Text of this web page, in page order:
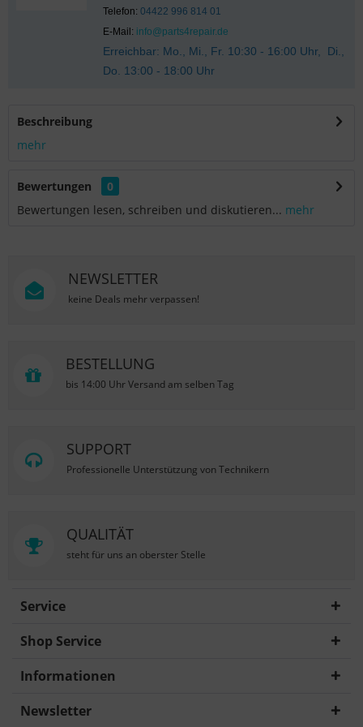
Telefon: 04422 996 814 01
E-Mail: info@parts4repair.de
Erreichbar: Mo., Mi., Fr. 10:30 - 16:00 Uhr, Di.,
Do. 13:00 - 18:00 Uhr
Beschreibung
mehr
Bewertungen
0
Bewertungen lesen, schreiben und diskutieren... mehr
NEWSLETTER
keine Deals mehr verpassen!
BESTELLUNG
bis 14:00 Uhr Versand am selben Tag
SUPPORT
Professionelle Unterstützung von Technikern
QUALITÄT
steht für uns an oberster Stelle
Service
Shop Service
Informationen
Newsletter